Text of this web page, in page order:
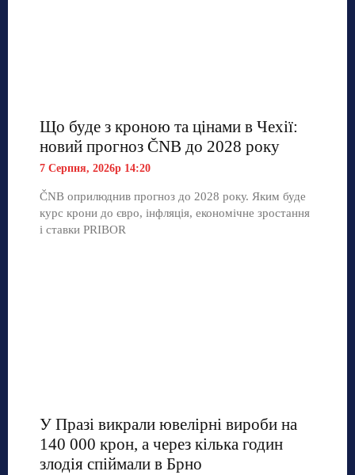
Що буде з кроною та цінами в Чехії:
новий прогноз ČNB до 2028 року
7 Серпня, 2026р 14:20
ČNB оприлюднив прогноз до 2028 року. Яким буде
курс крони до євро, інфляція, економічне зростання
і ставки PRIBOR
У Празі викрали ювелірні вироби на
140 000 крон, а через кілька годин
злодія спіймали в Брно